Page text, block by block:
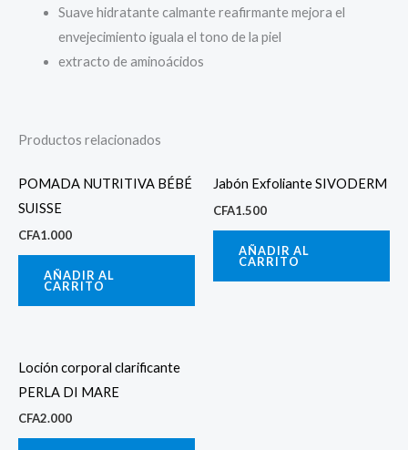
Suave hidratante calmante reafirmante mejora el
envejecimiento iguala el tono de la piel
extracto de aminoácidos
Productos relacionados
POMADA NUTRITIVA BÉBÉ
SUISSE
CFA1.000
AÑADIR AL
CARRITO
Jabón Exfoliante SIVODERM
CFA1.500
AÑADIR AL
CARRITO
Loción corporal clarificante
PERLA DI MARE
CFA2.000